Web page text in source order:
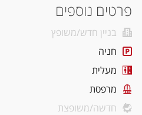
פרטים נוספים
בניין חדש/משופץ
חניה
מעלית
מרפסת
חדשה/משופצת